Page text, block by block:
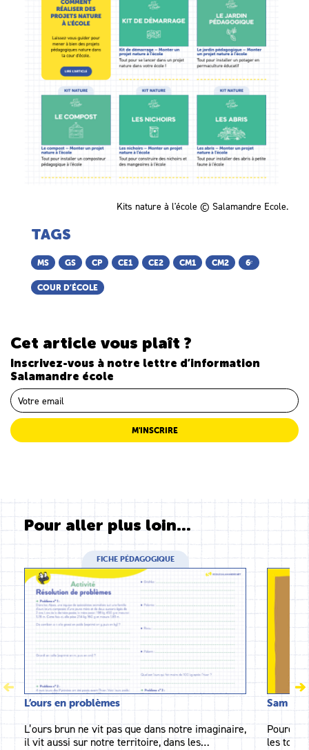
Kits nature à l'école © Salamandre Ecole.
TAGS
MS GS CP CE1 CE2 CM1 CM2 6ᵉ
COUR D’ÉCOLE
Cet article vous plaît ?
Inscrivez-vous à notre lettre d’information
Salamandre école
M'INSCRIRE
Pour aller plus loin...
FICHE PÉDAGOGIQUE
L’ours en problèmes
L’ours brun ne vit pas que dans notre imaginaire,
il vit aussi sur notre territoire, dans les…
Sam et
les